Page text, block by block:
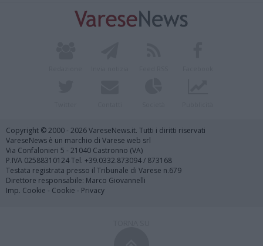
Copyright © 2000 - 2026 VareseNews.it. Tutti i diritti riservati
VareseNews è un marchio di Varese web srl
Via Confalonieri 5 - 21040 Castronno (VA)
P.IVA 02588310124 Tel. +39.0332.873094 / 873168
Testata registrata presso il Tribunale di Varese n.679
Direttore responsabile: Marco Giovannelli
Imp. Cookie - Cookie - Privacy